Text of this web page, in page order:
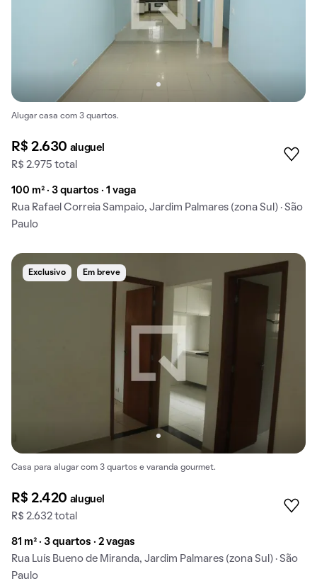
Alugar casa com 3 quartos.
R$ 2.630 aluguel
R$ 2.975 total
100 m² · 3 quartos · 1 vaga
Rua Rafael Correia Sampaio, Jardim Palmares (zona Sul) · São
Paulo
Exclusivo Em breve
Casa para alugar com 3 quartos e varanda gourmet.
R$ 2.420 aluguel
R$ 2.632 total
81 m² · 3 quartos · 2 vagas
Rua Luís Bueno de Miranda, Jardim Palmares (zona Sul) · São
Paulo